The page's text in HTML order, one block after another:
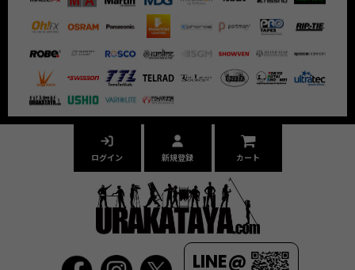
LINE@
ログイン 新規登録 カート